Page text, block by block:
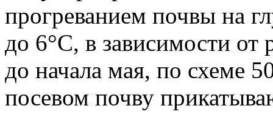
прогреванием почвы на
до 6°С, в зависимости от
до начала мая, по схеме
посевом почву